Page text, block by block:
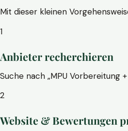
Mit dieser kleinen
1
Anbieter recherchieren
Suche nach „MPU Vorbereitung
2
Website & Bewertungen